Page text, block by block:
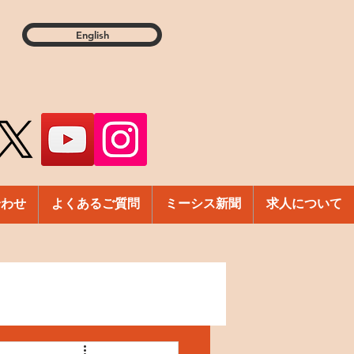
English
せ よくあるご質問 ミーシス新聞 求人について